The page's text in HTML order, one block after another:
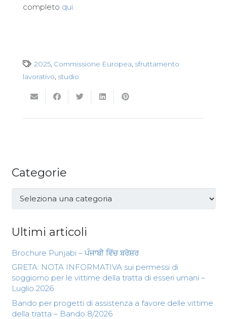
completo qui.
2025 Commissione Europea sfruttamento
lavorativo studio
Categorie
Categorie
Ultimi articoli
Brochure Punjabi – ਪੰਜਾਬੀ ਵਿੱਚ ਬਰੋਸ਼ਰ
GRETA: NOTA INFORMATIVA sui permessi di
soggiorno per le vittime della tratta di esseri umani –
Luglio 2026
Bando per progetti di assistenza a favore delle vittime
della tratta – Bando 8/2026